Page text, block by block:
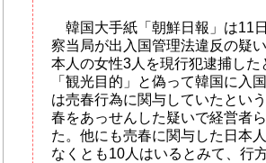
韓国大手紙「朝鮮日報」は11
察当局が出入国管理法違反の疑
本人の女性3人を現行犯逮捕した
「観光目的」と偽って韓国に入
は売春行為に関与していたとい
春をあっせんした疑いで経営者
た。他にも売春に関与した日本
なくとも10人はいるとみて、行